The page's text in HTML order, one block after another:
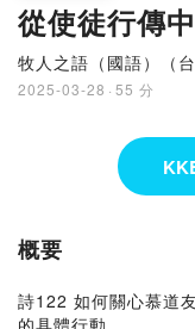
從使徒行傳
牧人之語（國語）（台
2025-03-28 · 55 分
概要
詩122 如何關心慕道
的具體行動